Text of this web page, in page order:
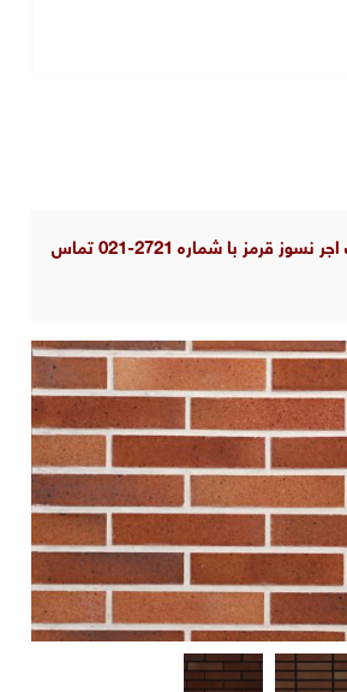
جهت استعلام قیمت اجر نسوز قرمز با شماره 2721-021 تماس